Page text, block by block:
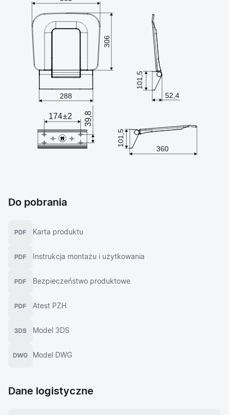
Do pobrania
Karta produktu
Instrukcja montażu i użytkowania
Bezpieczeństwo produktowe
Atest PZH
Model 3DS
Model DWG
Dane logistyczne